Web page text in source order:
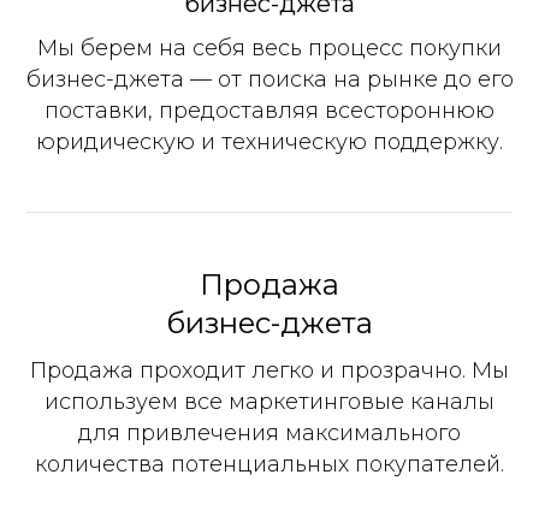
Мы берем на себя весь процесс покупки
бизнес-джета — от поиска на рынке до его
поставки, предоставляя всестороннюю
юридическую и техническую поддержку.
Продажа
бизнес-джета
Продажа проходит легко и прозрачно. Мы
используем все маркетинговые каналы
для привлечения максимального
количества потенциальных покупателей.